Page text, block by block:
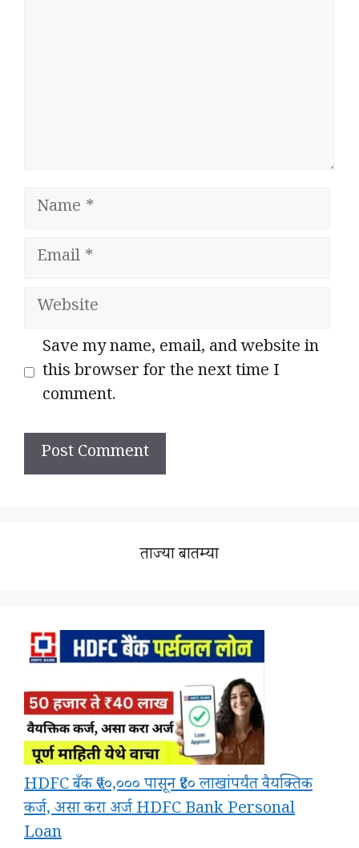
Name
Email
Website
Save my name, email, and website in
this browser for the next time I
comment.
ताज्या बातम्या
HDFC बँक ₹५०,००० पासून ₹४० लाखांपर्यंत वैयक्तिक
कर्ज, असा करा अर्ज HDFC Bank Personal
Loan